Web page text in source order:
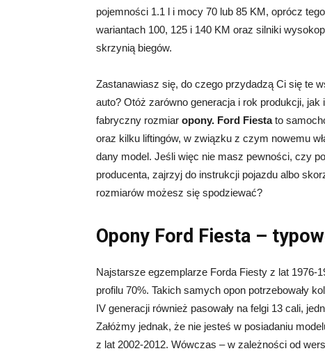
pojemności 1.1 l i mocy 70 lub 85 KM, oprócz
wariantach 100, 125 i 140 KM oraz silniki
skrzynią biegów.
Zastanawiasz się, do czego przydadzą Ci się te
auto? Otóż zarówno generacja i rok produkcji,
fabryczny rozmiar opony. Ford Fiestato
oraz kilku liftingów, w związku z czym nowemu
dany model. Jeśli więc nie masz pewności, czy
producenta, zajrzyj do instrukcji pojazdu albo
rozmiarów możesz się spodziewać?
Opony Ford Fiesta –
Najstarsze egzemplarze Forda Fiesty z lat 1976-
profilu 70%. Takich samych opon potrzebowały
IV generacji również pasowały na felgi 13 cali,
Załóżmy jednak, że nie jesteś w posiadaniu
z lat 2002-2012. Wówczas – w zależności od